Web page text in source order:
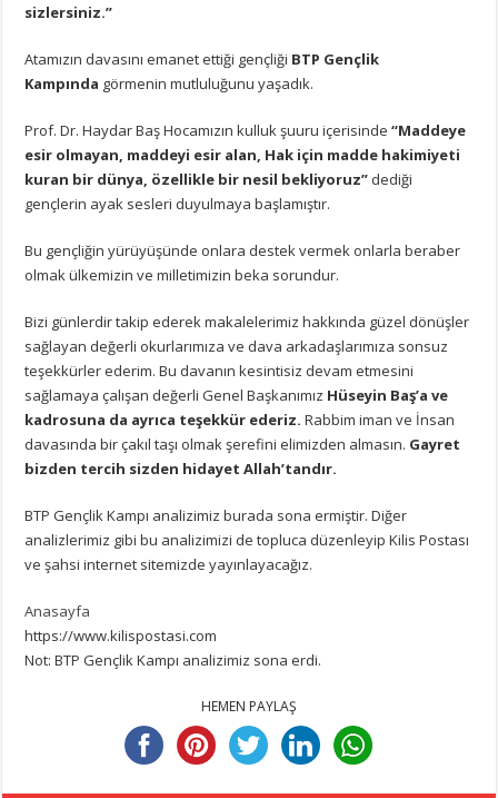
sizlersiniz.”
Atamızın davasını emanet ettiği gençliği BTP Gençlik
Kampında görmenin mutluluğunu yaşadık.
Prof. Dr. Haydar Baş Hocamızın kulluk şuuru içerisinde“Maddeye
esir olmayan, maddeyi esir alan, Hak için madde hakimiyeti
kuran bir dünya, özellikle bir nesil bekliyoruz” dediği
gençlerin ayak sesleri duyulmaya başlamıştır.
Bu gençliğin yürüyüşünde onlara destek vermek onlarla beraber
olmak ülkemizin ve milletimizin beka sorundur.
Bizi günlerdir takip ederek makalelerimiz hakkında güzel dönüşler
sağlayan değerli okurlarımıza ve dava arkadaşlarımıza sonsuz
teşekkürler ederim. Bu davanın kesintisiz devam etmesini
sağlamaya çalışan değerli Genel Başkanımız Hüseyin Baş’a ve
kadrosuna da ayrıca teşekkür ederiz. Rabbim iman ve İnsan
davasında bir çakıl taşı olmak şerefini elimizden almasın. Gayret
bizden tercih sizden hidayet Allah’tandır.
BTP Gençlik Kampı analizimiz burada sona ermiştir. Diğer
analizlerimiz gibi bu analizimizi de topluca düzenleyip Kilis Postası
ve şahsi internet sitemizde yayınlayacağız.
Anasayfa
https://www.kilispostasi.com
Not: BTP Gençlik Kampı analizimiz sona erdi.
HEMEN PAYLAŞ